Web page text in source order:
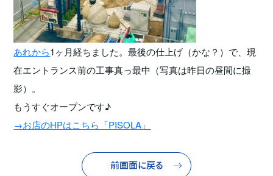
あれから1ヶ月経ちました。最後の仕上げ（かな？）で、現
在エントランス前の工事真っ最中（写真は昨日の昼間に撮
影）。
もうすぐオープンです♪
→お店のHPはこちら「PISOLA」
前画面に戻る